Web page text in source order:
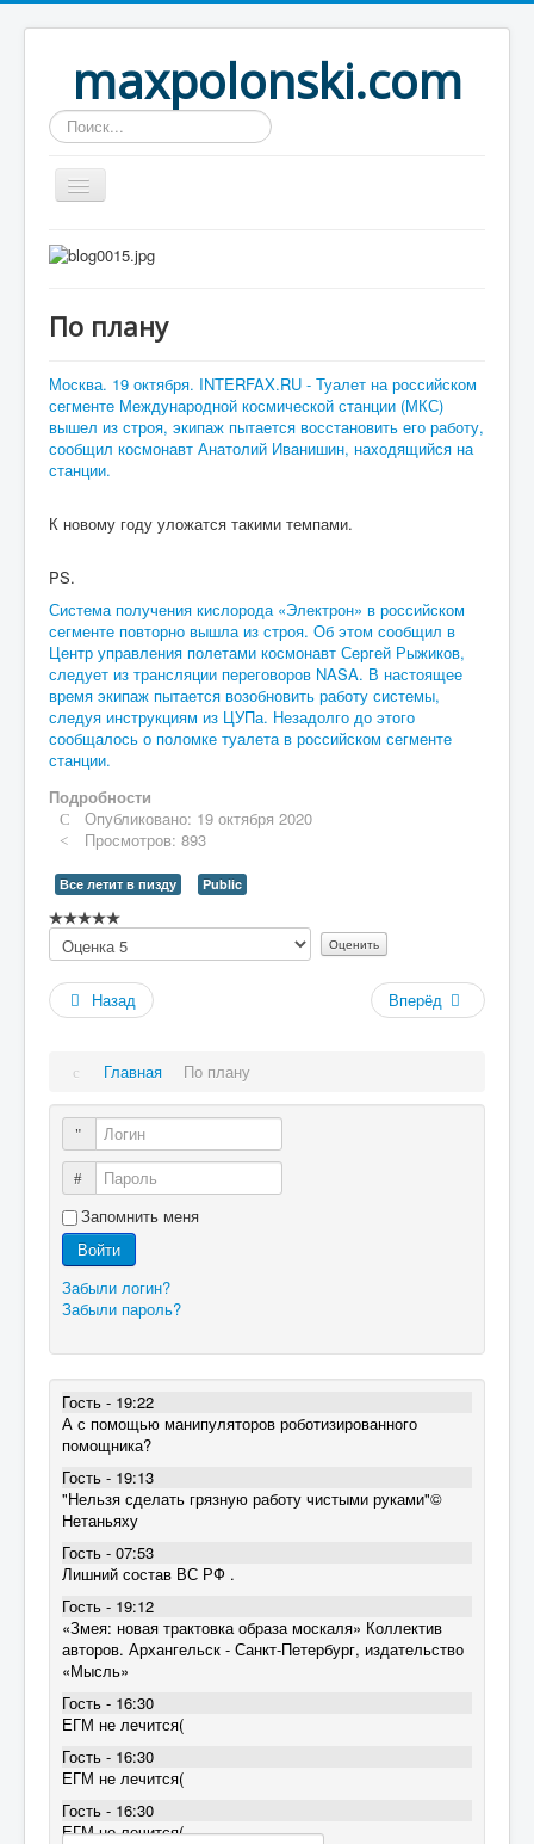
maxpolonski.com
Искать...
Home
Рассказы
Вход
По плану
Москва. 19 октября. INTERFAX.RU - Туалет на российском
сегменте Международной космической станции (МКС)
вышел из строя, экипаж пытается восстановить его работу,
сообщил космонавт Анатолий Иванишин, находящийся на
станции.
К новому году уложатся такими темпами.
PS.
Система получения кислорода «Электрон» в российском
сегменте повторно вышла из строя. Об этом сообщил в
Центр управления полетами космонавт Сергей Рыжиков,
следует из трансляции переговоров NASA. В настоящее
время экипаж пытается возобновить работу системы,
следуя инструкциям из ЦУПа. Незадолго до этого
сообщалось о поломке туалета в российском сегменте
станции.
Подробности
Опубликовано: 19 октября 2020
Просмотров: 893
Все летит в пизду Public
Рейтинг:
/
Пожалуйста,
оцените
Назад
Вперёд
Главная По плану
Логин
Пароль
Запомнить меня
Войти
Забыли логин?
Забыли пароль?
Гость - 19:22
А с помощью манипуляторов роботизированного
помощника?
Гость - 19:13
"Нельзя сделать грязную работу чистыми руками"©
Нетаньяху
Гость - 07:53
Лишний состав ВС РФ .
Гость - 19:12
«Змея: новая трактовка образа москаля» Коллектив
авторов. Архангельск - Санкт-Петербург, издательство
«Мысль»
Гость - 16:30
ЕГМ не лечится(
Гость - 16:30
ЕГМ не лечится(
Гость - 16:30
ЕГМ не лечится(